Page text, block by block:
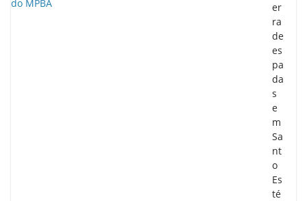
er
ra
de
es
pa
da
s
e
m
Sa
nt
o
Es
té